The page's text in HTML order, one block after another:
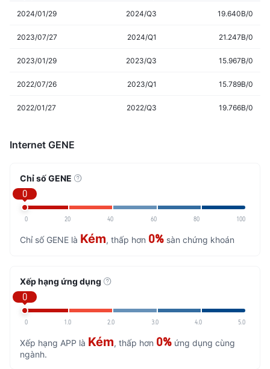
2024/01/29 2024/Q3 19.640B/0
2023/07/27 2024/Q1 21.247B/0
2023/01/29 2023/Q3 15.967B/0
2022/07/26 2023/Q1 15.789B/0
2022/01/27 2022/Q3 19.766B/0
Internet GENE
Chỉ số GENE
0
0 20 40 60 80 100
Chỉ số GENE là Kém, thấp hơn 0% sàn chứng khoán
Xếp hạng ứng dụng
0
0 1.0 2.0 3.0 4.0 5.0
Xếp hạng APP là Kém, thấp hơn 0% ứng dụng cùng
ngành.